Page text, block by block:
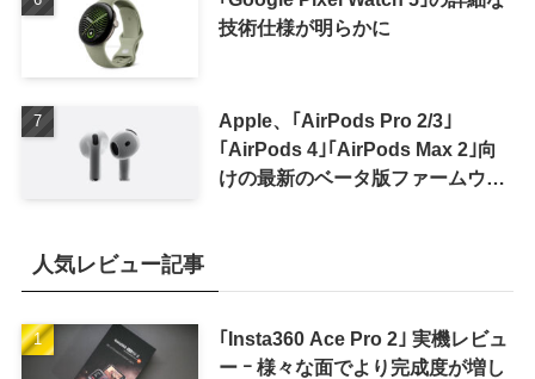
技術仕様が明らかに
Apple、｢AirPods Pro 2/3｣
｢AirPods 4｣｢AirPods Max 2｣向
けの最新のベータ版ファームウェ
人気レビュー記事
｢Insta360 Ace Pro 2｣ 実機レビュ
ー ｰ 様々な面でより完成度が増し